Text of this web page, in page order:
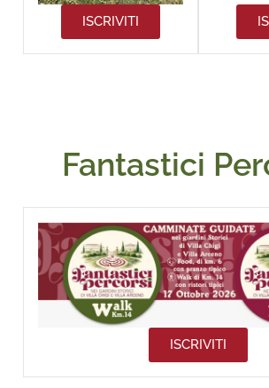
ISCRIVITI
Fantastici
ISCRIVITI